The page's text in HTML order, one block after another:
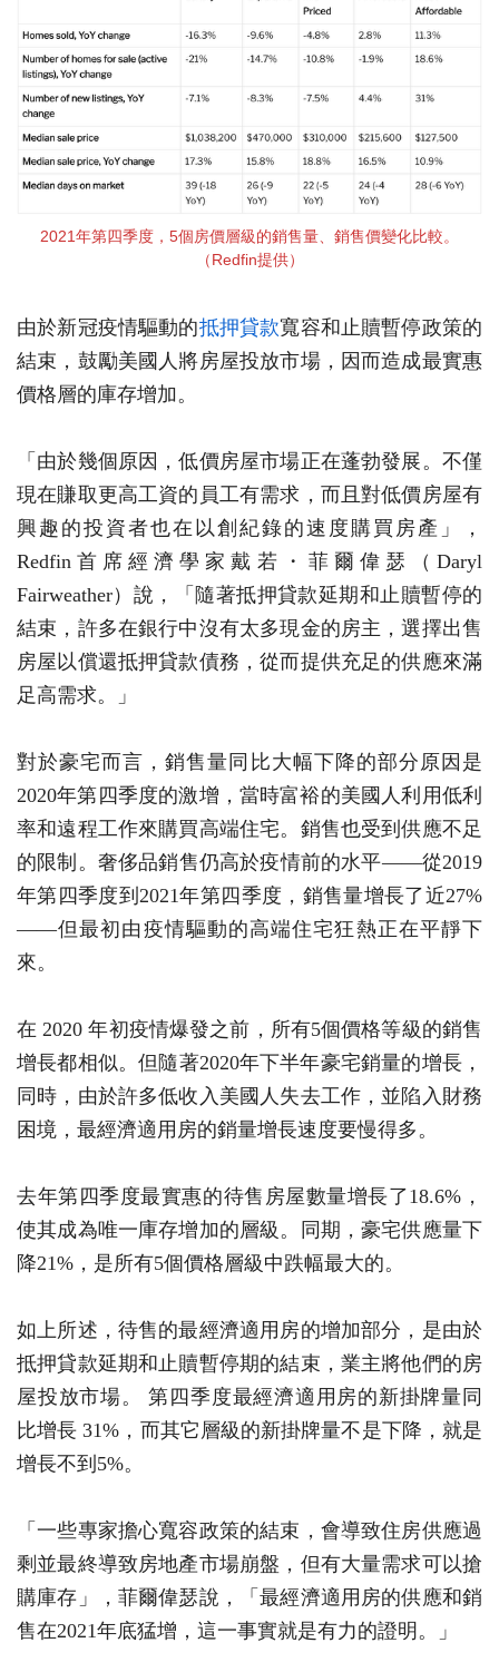
2021年第四季度，5個房價層級的銷售量、銷售價變化比較。
（Redfin提供）
由於新冠疫情驅動的抵押貸款寬容和止贖暫停政策的
結束，鼓勵美國人將房屋投放市場，因而造成最實惠
價格層的庫存增加。
「由於幾個原因，低價房屋市場正在蓬勃發展。不僅
現在賺取更高工資的員工有需求，而且對低價房屋有
興趣的投資者也在以創紀錄的速度購買房產」，
Redfin首席經濟學家戴若・菲爾偉瑟（Daryl
Fairweather）說，「隨著抵押貸款延期和止贖暫停的
結束，許多在銀行中沒有太多現金的房主，選擇出售
房屋以償還抵押貸款債務，從而提供充足的供應來滿
足高需求。」
對於豪宅而言，銷售量同比大幅下降的部分原因是
2020年第四季度的激增，當時富裕的美國人利用低利
率和遠程工作來購買高端住宅。銷售也受到供應不足
的限制。奢侈品銷售仍高於疫情前的水平——從2019
年第四季度到2021年第四季度，銷售量增長了近27%
——但最初由疫情驅動的高端住宅狂熱正在平靜下
來。
在 2020 年初疫情爆發之前，所有5個價格等級的銷售
增長都相似。但隨著2020年下半年豪宅銷量的增長，
同時，由於許多低收入美國人失去工作，並陷入財務
困境，最經濟適用房的銷量增長速度要慢得多。
去年第四季度最實惠的待售房屋數量增長了18.6%，
使其成為唯一庫存增加的層級。同期，豪宅供應量下
降21%，是所有5個價格層級中跌幅最大的。
如上所述，待售的最經濟適用房的增加部分，是由於
抵押貸款延期和止贖暫停期的結束，業主將他們的房
屋投放市場。 第四季度最經濟適用房的新掛牌量同
比增長 31%，而其它層級的新掛牌量不是下降，就是
增長不到5%。
「一些專家擔心寬容政策的結束，會導致住房供應過
剩並最終導致房地產市場崩盤，但有大量需求可以搶
購庫存」，菲爾偉瑟說，「最經濟適用房的供應和銷
售在2021年底猛增，這一事實就是有力的證明。」